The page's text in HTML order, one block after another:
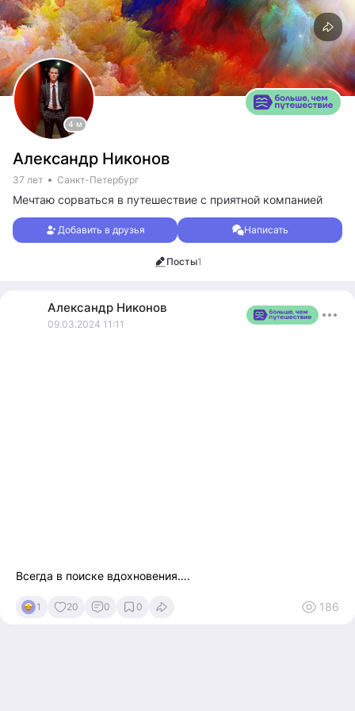
4 м
Александр Никонов
37 лет Санкт-Петербург
Мечтаю сорваться в путешествие с приятной компанией
Добавить в друзья Написать
Посты1
Александр Никонов
09.03.2024 11:11
Всегда в поиске вдохновения….
1 20 0 0 186